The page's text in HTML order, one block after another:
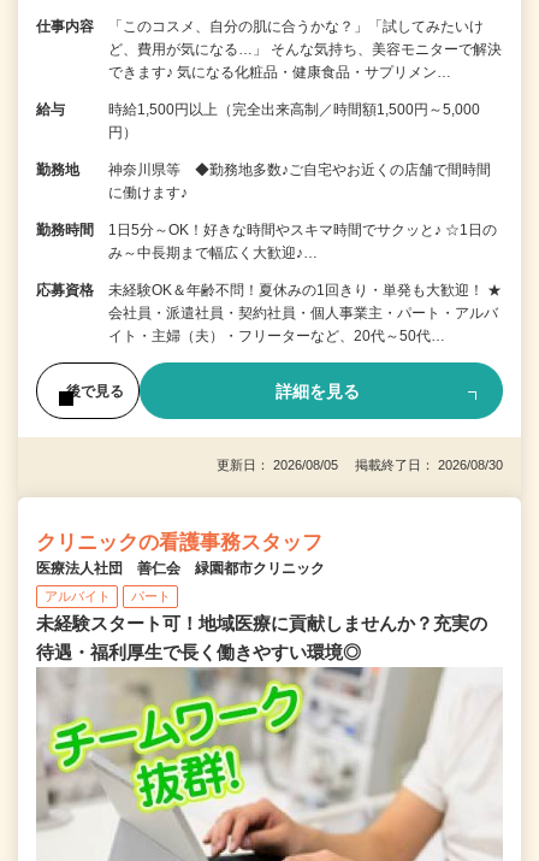
仕事内容
「このコスメ、自分の肌に合うかな？」「試してみたいけ
ど、費用が気になる…」 そんな気持ち、美容モニターで解決
できます♪ 気になる化粧品・健康食品・サプリメン…
給与
時給1,500円以上（完全出来高制／時間額1,500円～5,000
円）
勤務地
神奈川県等 ◆勤務地多数♪ご自宅やお近くの店舗で間時間
に働けます♪
勤務時間
1日5分～OK！好きな時間やスキマ時間でサクッと♪ ☆1日の
み～中長期まで幅広く大歓迎♪…
応募資格
未経験OK＆年齢不問！夏休みの1回きり・単発も大歓迎！ ★
会社員・派遣社員・契約社員・個人事業主・パート・アルバ
イト・主婦（夫）・フリーターなど、20代～50代…
後で見る 詳細を見る
更新日： 2026/08/05 掲載終了日： 2026/08/30
クリニックの看護事務スタッフ
医療法人社団 善仁会 緑園都市クリニック
アルバイト パート
未経験スタート可！地域医療に貢献しませんか？充実の
待遇・福利厚生で長く働きやすい環境◎